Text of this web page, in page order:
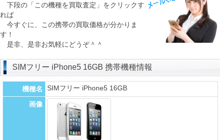
下段の「この機種を買取査定」をクリックす
れば
今すぐに、この携帯の買取価格が分かりま
す！
是非、是非お気軽にどうぞ＾＾
SIMフリー iPhone5 16GB 携帯機種情報
機種名 SIMフリー iPhone5 16GB
画像